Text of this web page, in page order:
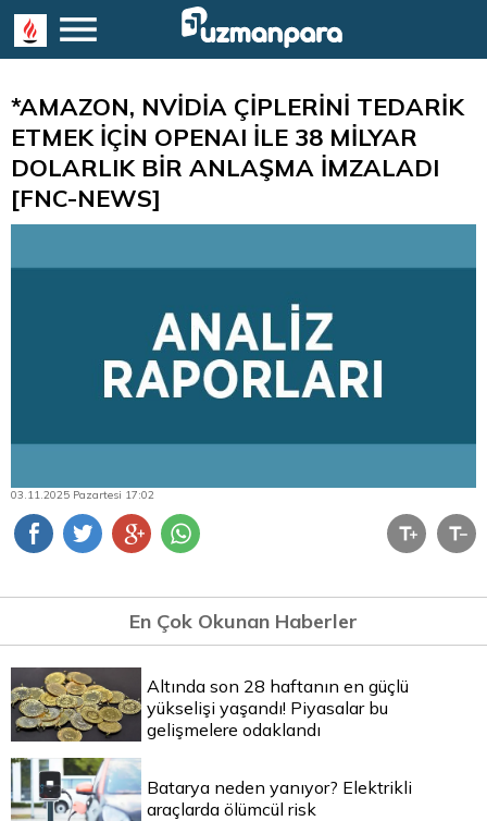
*AMAZON, NVİDİA ÇİPLERİNİ TEDARİK
ETMEK İÇİN OPENAI İLE 38 MİLYAR
DOLARLIK BİR ANLAŞMA İMZALADI
[FNC-NEWS]
03.11.2025 Pazartesi 17:02
En Çok Okunan Haberler
Altında son 28 haftanın en güçlü
yükselişi yaşandı! Piyasalar bu
gelişmelere odaklandı
Batarya neden yanıyor? Elektrikli
araçlarda ölümcül risk